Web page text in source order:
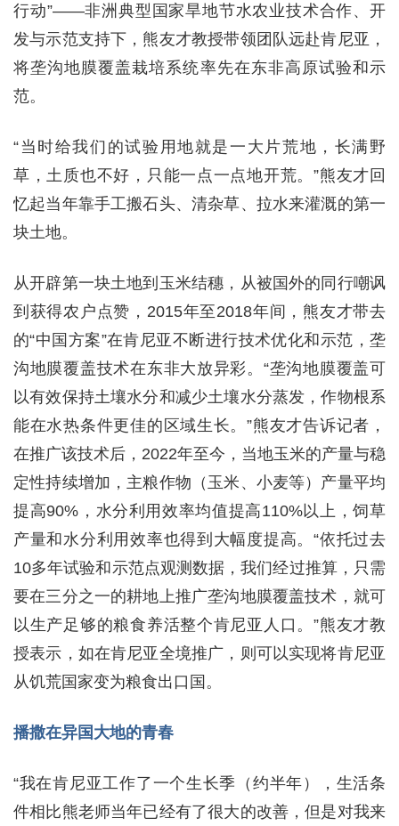
行动”——非洲典型国家旱地节水农业技术合作、开
发与示范支持下，熊友才教授带领团队远赴肯尼亚，
将垄沟地膜覆盖栽培系统率先在东非高原试验和示
范。
“当时给我们的试验用地就是一大片荒地，长满野
草，土质也不好，只能一点一点地开荒。”熊友才回
忆起当年靠手工搬石头、清杂草、拉水来灌溉的第一
块土地。
从开辟第一块土地到玉米结穗，从被国外的同行嘲讽
到获得农户点赞，2015年至2018年间，熊友才带去
的“中国方案”在肯尼亚不断进行技术优化和示范，垄
沟地膜覆盖技术在东非大放异彩。“垄沟地膜覆盖可
以有效保持土壤水分和减少土壤水分蒸发，作物根系
能在水热条件更佳的区域生长。”熊友才告诉记者，
在推广该技术后，2022年至今，当地玉米的产量与稳
定性持续增加，主粮作物（玉米、小麦等）产量平均
提高90%，水分利用效率均值提高110%以上，饲草
产量和水分利用效率也得到大幅度提高。“依托过去
10多年试验和示范点观测数据，我们经过推算，只需
要在三分之一的耕地上推广垄沟地膜覆盖技术，就可
以生产足够的粮食养活整个肯尼亚人口。”熊友才教
授表示，如在肯尼亚全境推广，则可以实现将肯尼亚
从饥荒国家变为粮食出口国。
播撒在异国大地的青春
“我在肯尼亚工作了一个生长季（约半年），生活条
件相比熊老师当年已经有了很大的改善，但是对我来